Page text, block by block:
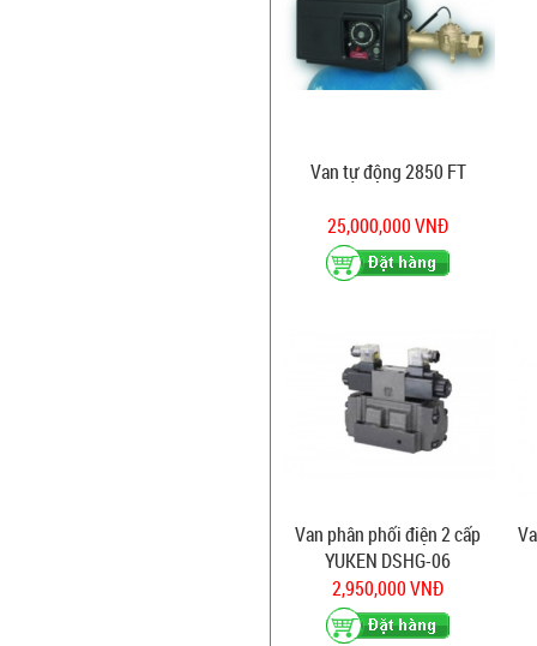
Van tự động 2850 FT
25,000,000 VNĐ
Van phân phối điện 2 cấp
YUKEN DSHG-06
2,950,000 VNĐ